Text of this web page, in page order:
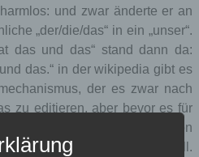
und zwar änderte er an
„der/die/das“ in ein „unser“.
das und das“ stand dann da:
das.“ in der wikipedia gibt es
der es zwar nach
zu editieren, aber bevor es für
muss es jemand, der schon
wird. so auch in diesem fall.